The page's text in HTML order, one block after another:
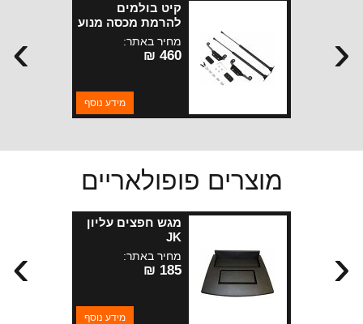
קיט בולמים
להרמת מכסה מנוע
רנגלר JL
מחיר באתר:
460 ₪
מידע נוסף
› ‹
מוצרים פופולאריים
מגש חפצים עליון
JK
מחיר באתר:
185 ₪
מידע נוסף
› ‹